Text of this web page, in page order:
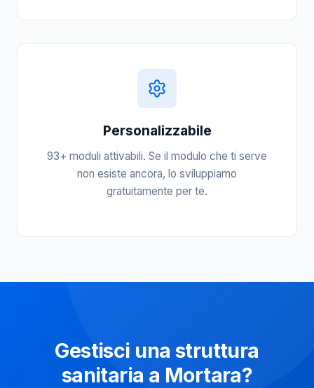
Personalizzabile
93+ moduli attivabili. Se il modulo che ti serve
non esiste ancora, lo sviluppiamo
gratuitamente per te.
Gestisci una struttura
sanitaria a Mortara?